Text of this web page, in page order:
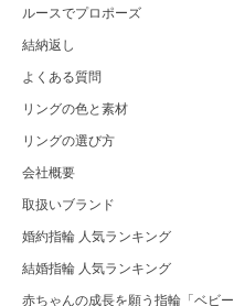
ルースでプロポーズ
結納返し
よくある質問
リングの色と素材
リングの選び方
会社概要
取扱いブランド
婚約指輪 人気ランキング
結婚指輪 人気ランキング
赤ちゃんの成長を願う指輪「ベビー